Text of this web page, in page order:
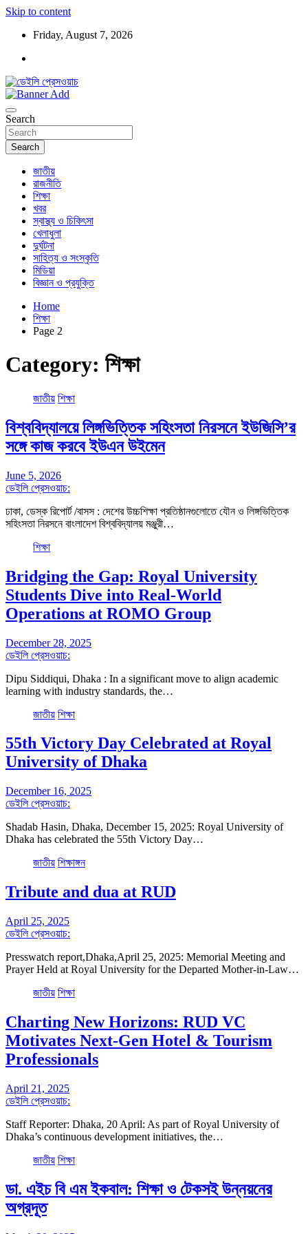
Skip to content
Friday, August 7, 2026
ডেইলি প্রেসওয়াচ
Search
Search
জাতীয়
রাজনীতি
শিক্ষা
খবর
স্বাস্থ্য ও চিকিৎসা
খেলাধুলা
দুর্ঘটনা
সাহিত্য ও সংস্কৃতি
মিডিয়া
বিজ্ঞান ও প্রযুক্তি
Home
শিক্ষা
Page 2
Category: শিক্ষা
জাতীয় শিক্ষা
বিশ্ববিদ্যালয়ে লিঙ্গভিত্তিক সহিংসতা নিরসনে ইউজিসি’র
সঙ্গে কাজ করবে ইউএন উইমেন
June 5, 2026
ডেইলি প্রেসওয়াচ:
ঢাকা, ডেস্ক রিপোর্ট /বাসস : দেশের উচ্চশিক্ষা প্রতিষ্ঠানগুলোতে যৌন ও লিঙ্গভিত্তিক
সহিংসতা নিরসনে বাংলাদেশ বিশ্ববিদ্যালয় মঞ্জুরী…
শিক্ষা
Bridging the Gap: Royal University
Students Dive into Real-World
Operations at ROMO Group
December 28, 2025
ডেইলি প্রেসওয়াচ:
Dipu Siddiqui, Dhaka : In a significant move to align academic
learning with industry standards, the…
জাতীয় শিক্ষা
55th Victory Day Celebrated at Royal
University of Dhaka
December 16, 2025
ডেইলি প্রেসওয়াচ:
Shadab Hasin, Dhaka, December 15, 2025: Royal University of
Dhaka has celebrated the 55th Victory Day…
জাতীয় শিক্ষাঙ্গন
Tribute and dua at RUD
April 25, 2025
ডেইলি প্রেসওয়াচ:
Presswatch report,Dhaka,April 25, 2025: Memorial Meeting and
Prayer Held at Royal University for the Departed Mother-in-Law…
জাতীয় শিক্ষা
Charting New Horizons: RUD VC
Motivates Next-Gen Hotel & Tourism
Professionals
April 21, 2025
ডেইলি প্রেসওয়াচ:
Staff Reporter: Dhaka, 20 April: As part of Royal University of
Dhaka’s continuous development initiatives, the…
জাতীয় শিক্ষা
ডা. এইচ বি এম ইকবাল: শিক্ষা ও টেকসই উন্নয়নের
অগ্রদূত